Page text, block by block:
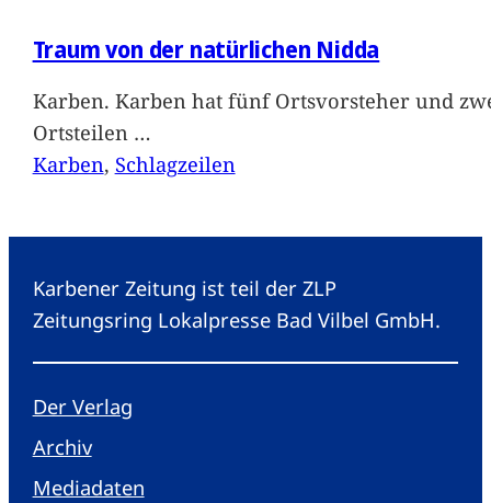
Traum von der natürlichen Nidda
Karben. Karben hat fünf Ortsvorsteher und
Ortsteilen …
Karben, Schlagzeilen
Karbener Zeitung ist teil der ZLP
Zeitungsring Lokalpresse Bad Vilbel GmbH.
Der Verlag
Archiv
Mediadaten